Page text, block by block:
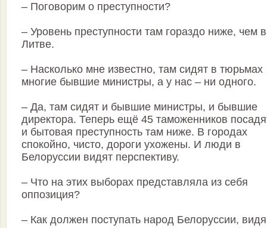
– Поговорим о преступности?
– Уровень преступности там гораздо ниже, чем в
Литве.
– Насколько мне известно, там сидят в тюрьмах
многие бывшие министры, а у нас – ни одного.
– Да, там сидят и бывшие министры, и бывшие
директора. Теперь ещё 45 таможенников
и бытовая преступность там ниже. В городах
спокойно, чисто, дороги ухожены. И люди в
Белоруссии видят перспективу.
– Что на этих выборах представляла из себя
оппозиция?
– Как должен поступать народ Белоруссии,